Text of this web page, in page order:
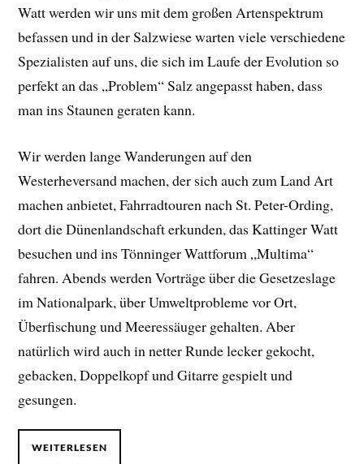
Watt werden wir uns mit dem großen Artenspektrum
befassen und in der Salzwiese warten viele verschiedene
Spezialisten auf uns, die sich im Laufe der Evolution so
perfekt an das „Problem“ Salz angepasst haben, dass
man ins Staunen geraten kann.
Wir werden lange Wanderungen auf den
Westerheversand machen, der sich auch zum Land Art
machen anbietet, Fahrradtouren nach St. Peter-Ording,
dort die Dünenlandschaft erkunden, das Kattinger Watt
besuchen und ins Tönninger Wattforum „Multima“
fahren. Abends werden Vorträge über die Gesetzeslage
im Nationalpark, über Umweltprobleme vor Ort,
Überfischung und Meeressäuger gehalten. Aber
natürlich wird auch in netter Runde lecker gekocht,
gebacken, Doppelkopf und Gitarre gespielt und
gesungen.
WEITERLESEN